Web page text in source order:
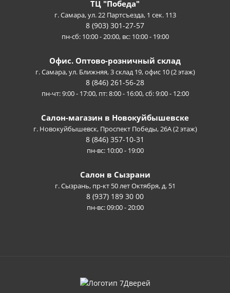
ТЦ "Победа"
г. Самара, ул. 22 Партсъезда, 1 сек. 113
8 (903) 301-27-57
пн-сб: 10:00 - 20:00, вс: 10:00 - 19:00
Офис. Оптово-розничный склад
г. Самара, ул. Ближняя, 3 склад 19, офис 10 (2 этаж)
8 (846) 261-56-28
пн-чт: 9:00 - 17:00, пт: 8:00 - 16:00, сб: 9:00 - 12:00
Салон-магазин в Новокуйбышевске
г. Новокуйбышевск, Проспект Победы, 26А (2 этаж)
8 (846) 357-10-31
пн-вс: 10:00 - 19:00
Салон в Сызрани
г. Сызрань, пр-кт 50 лет Октября, д. 51
8 (937) 189 30 00
пн-вс: 09:00 - 20:00